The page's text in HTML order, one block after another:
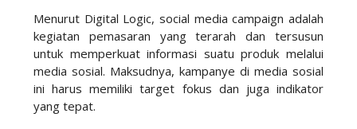
Menurut Digital Logic, social media campaign adalah
kegiatan pemasaran yang terarah dan tersusun
untuk memperkuat informasi suatu produk melalui
media sosial. Maksudnya, kampanye di media sosial
ini harus memiliki target fokus dan juga indikator
yang tepat.